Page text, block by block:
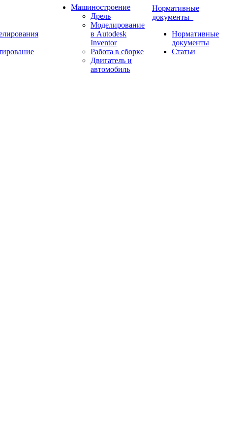
Машиностроение
Дрель
Моделирование
в Autodesk
Inventor
Работа в сборке
Двигатель и
автомобиль
Нормативные
документы
Нормативные
документы
Статьи